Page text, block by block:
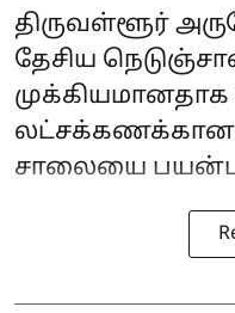
திருவள்ளூர்
தேசிய
சாலையை